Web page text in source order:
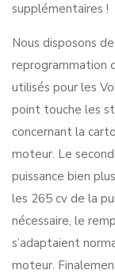
supplémentaires !
Nous disposons
reprogrammation
utilisés pour les
point touche les
concernant la
moteur. Le
puissance bien
les 265 cv de la
nécessaire, le
s’adaptaient
moteur.